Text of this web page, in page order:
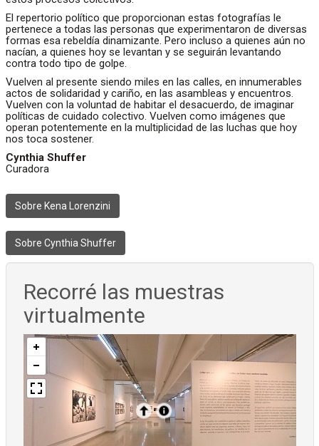
El repertorio político que proporcionan estas fotografías le
pertenece a todas las personas que experimentaron de diversas
formas esa rebeldía dinamizante. Pero incluso a quienes aún no
nacían, a quienes hoy se levantan y se seguirán levantando
contra todo tipo de golpe.
Vuelven al presente siendo miles en las calles, en innumerables
actos de solidaridad y cariño, en las asambleas y encuentros.
Vuelven con la voluntad de habitar el desacuerdo, de imaginar
políticas de cuidado colectivo. Vuelven como imágenes que
operan potentemente en la multiplicidad de las luchas que hoy
nos toca sostener.
Cynthia Shuffer
Curadora
Sobre Kena Lorenzini
Sobre Cynthia Shuffer
Recorré las muestras
virtualmente